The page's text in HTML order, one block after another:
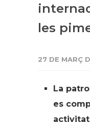
les
27 DE MARÇ
La
es